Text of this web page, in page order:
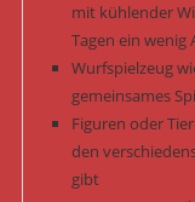
mit kühlender
Tagen ein wenig
Wurfspielzeug
gemeinsames
Figuren oder
den
gibt